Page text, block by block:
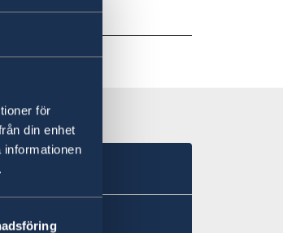
för
din enhet